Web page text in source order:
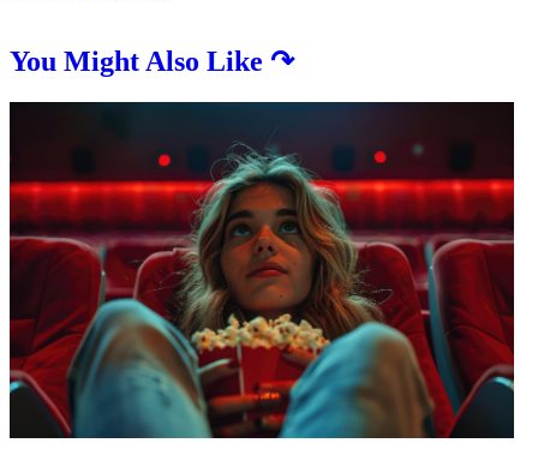
You Might Also Like ↷